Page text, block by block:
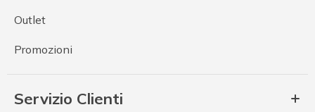
Outlet
Promozioni
Servizio Clienti